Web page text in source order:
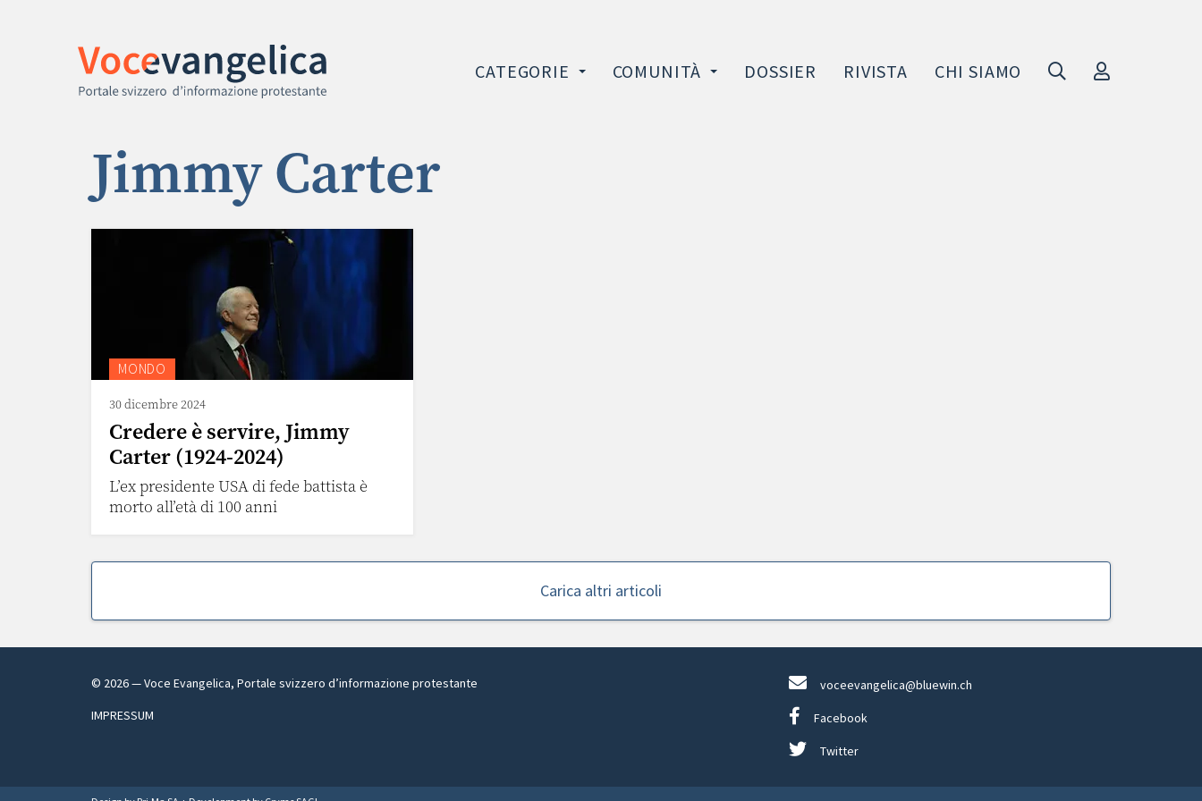
CATEGORIE COMUNITÀ DOSSIER RIVISTA CHI SIAMO
Jimmy Carter
MONDO
30 dicembre 2024
Credere è servire, Jimmy
Carter (1924-2024)
L’ex presidente USA di fede battista è
morto all’età di 100 anni
Carica altri articoli
© 2026— Voce Evangelica, Portale svizzero d’informazione protestante
IMPRESSUM
voceevangelica@bluewin.ch
Facebook
Twitter